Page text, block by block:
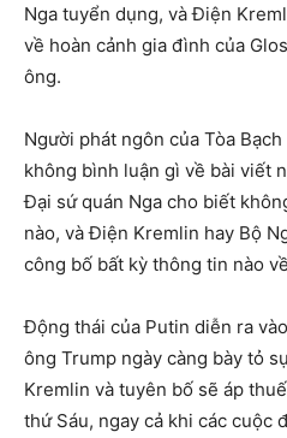
Nga tuyển dụng, và Điện
về hoàn cảnh gia đình của
ông.
Người phát ngôn của Tòa
không bình luận gì về bài viết
Đại sứ quán Nga cho biết
nào, và Điện Kremlin hay Bộ
công bố bất kỳ thông tin nào
Động thái của Putin diễn ra
ông Trump ngày càng bày tỏ
Kremlin và tuyên bố sẽ áp
thứ Sáu, ngay cả khi các cuộc